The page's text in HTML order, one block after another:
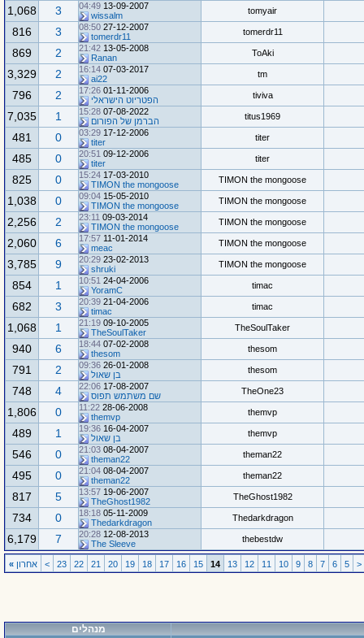
tomyair
13-09-2007
04:49
wissalm
3
1,068
tomerdr11
27-12-2007
08:50
tomerdr11
3
816
ToAki
13-05-2008
21:42
Ranan
2
869
tm
07-03-2017
16:14
ai22
2
3,329
tiviva
01-11-2006
17:26
הפטריוט הישראלי
2
796
titus1969
07-08-2022
15:28
הברמן של הפורום
1
7,035
titer
17-12-2006
03:29
titer
0
481
titer
09-12-2006
20:51
titer
0
485
TIMON the mongoose
17-03-2010
15:24
TIMON the mongoose
0
825
TIMON the mongoose
15-05-2010
09:04
TIMON the mongoose
0
1,038
TIMON the mongoose
09-03-2014
23:11
TIMON the mongoose
2
2,256
TIMON the mongoose
11-01-2014
17:57
meac
6
2,060
TIMON the mongoose
23-02-2013
20:29
shruki
9
3,785
timac
24-04-2006
10:51
YoramC
1
854
timac
21-04-2006
20:39
timac
3
682
TheSoulTaker
09-10-2005
21:19
TheSoulTaker
1
1,068
thesom
07-02-2008
18:44
thesom
6
940
thesom
26-01-2008
09:36
בן שאול
2
791
TheOne23
17-08-2007
22:06
שם משתמש תפוס
4
748
themvp
28-06-2008
11:22
themvp
0
1,806
themvp
16-04-2007
19:36
בן שאול
1
489
theman22
08-04-2007
21:03
theman22
0
546
theman22
08-04-2007
21:04
theman22
0
495
TheGhost1982
19-06-2007
13:57
TheGhost1982
5
817
Thedarkdragon
05-11-2009
18:18
Thedarkdragon
0
734
thebestdw
12-08-2013
20:28
The Sleeve
7
6,179
<
5
6
7
8
9
10
11
12
13
14
15
16
17
18
19
20
21
22
23
> אחרון »
מנהלים